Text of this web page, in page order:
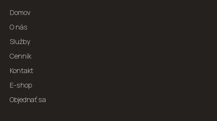
Domov
O nás
Služby
Cenník
Kontakt
E-shop
Objednať sa